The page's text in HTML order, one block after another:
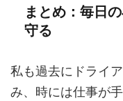
まとめ：毎日
守る
私も過去にドライ
み、時には仕事が